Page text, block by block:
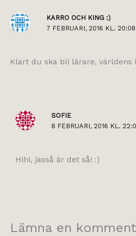
KARRO OCH KING :)
7 FEBRUARI, 2016 KL. 20:08
Klart du ska bli lärare, världens
SOFIE
8 FEBRUARI, 2016 KL.
Hihi, jasså är det så! :)
Lämna en